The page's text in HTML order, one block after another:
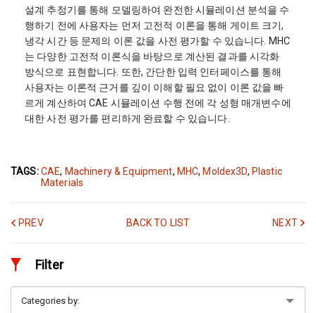
설계 추정기를 통해 모델링하여 완전한 시뮬레이션 분석을 수
행하기 전에 사용자는 먼저 고전적 이론을 통해 게이트 크기,
냉각 시간 등 문제의 이론 값을 사전 평가할 수 있습니다. MHC
는 다양한 고전적 이론식을 바탕으로 계산된 결과를 시각화
방식으로 표현합니다. 또한, 간단한 입력 인터페이스를 통해
사용자는 이론적 근거를 깊이 이해할 필요 없이 이론 값을 빠
르게 계산하여 CAE 시뮬레이션 수행 전에 각 성형 매개변수에
대한 사전 평가를 편리하게 완료할 수 있습니다.
TAGS:CAE, Machinery & Equipment, MHC, Moldex3D, Plastic
Materials
PREV BACK TO LIST NEXT
Filter